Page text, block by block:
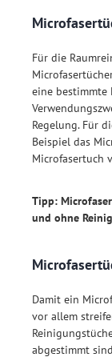
Für die
eine bestimmte
Regelung. Für
Beispiel das
Microfasertuch
Tipp:
und ohne
Damit ein
vor allem
abgestimmt